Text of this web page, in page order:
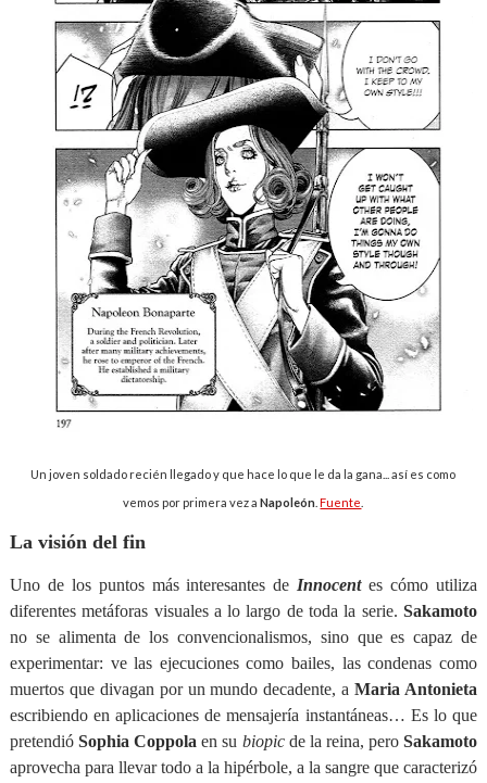
Un joven soldado recién llegado y que hace lo que le da la gana... así es como
vemos por primera vez aNapoleón .Fuente
La visión del fin
Uno de los puntos más interesantes de Innocentes cómo utiliza
diferentes metáforas visuales a lo largo de toda la serie.Sakamoto
no se alimenta de los convencionalismos, sino que es capaz de
experimentar: ve las ejecuciones como bailes, las condenas como
muertos que divagan por un mundo decadente, aMaria Antonieta
escribiendo en aplicaciones de mensajería instantáneas… Es lo que
pretendióSophia Coppola en su biopic de la reina, peroSakamoto
aprovecha para llevar todo a la hipérbole, a la sangre que caracterizó